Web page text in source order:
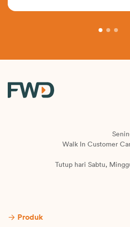
Walk In Customer
Tutup hari Sabtu,
Produk